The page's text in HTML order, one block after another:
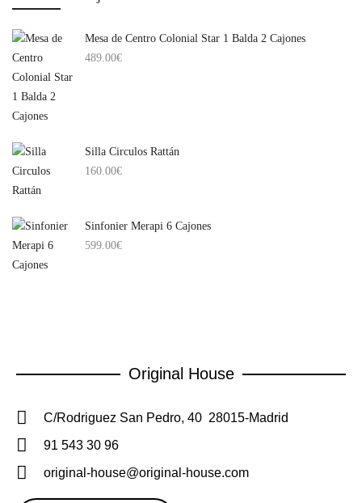
Mesa de Centro Colonial Star 1 Balda 2 Cajones
489.00€
Silla Circulos Rattán
160.00€
Sinfonier Merapi 6 Cajones
599.00€
Original House
C/Rodriguez San Pedro, 40 28015-Madrid
91 543 30 96
original-house@original-house.com